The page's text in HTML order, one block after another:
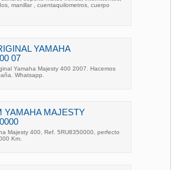
manillar , cuentaquilometros, cuerpo
YAMAHA
07
Yamaha Majesty 400 2007. Hacemos
Whatsapp.
YAMAHA MAJESTY
Majesty 400, Ref. 5RU8350000, perfecto
Km.